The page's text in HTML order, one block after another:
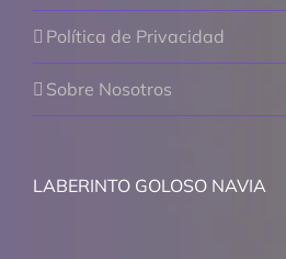
Política de Privacidad
Sobre Nosotros
LABERINTO GOLOSO NAVIA